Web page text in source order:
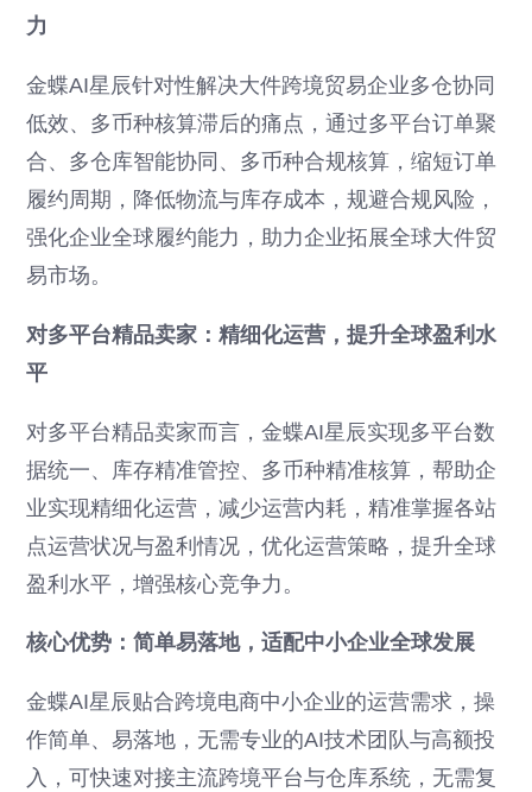
力
金蝶AI星辰针对性解决大件跨境贸易企业多仓协同
低效、多币种核算滞后的痛点，通过多平台订单聚
合、多仓库智能协同、多币种合规核算，缩短订单
履约周期，降低物流与库存成本，规避合规风险，
强化企业全球履约能力，助力企业拓展全球大件贸
易市场。
对多平台精品卖家：精细化运营，提升全球盈利水
平
对多平台精品卖家而言，金蝶AI星辰实现多平台数
据统一、库存精准管控、多币种精准核算，帮助企
业实现精细化运营，减少运营内耗，精准掌握各站
点运营状况与盈利情况，优化运营策略，提升全球
盈利水平，增强核心竞争力。
核心优势：简单易落地，适配中小企业全球发展
金蝶AI星辰贴合跨境电商中小企业的运营需求，操
作简单、易落地，无需专业的AI技术团队与高额投
入，可快速对接主流跨境平台与仓库系统，无需复